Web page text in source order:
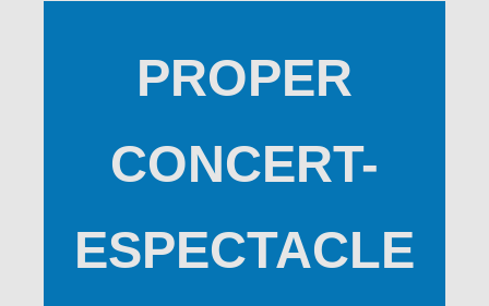
PROPER
CONCERT-
ESPECTACLE